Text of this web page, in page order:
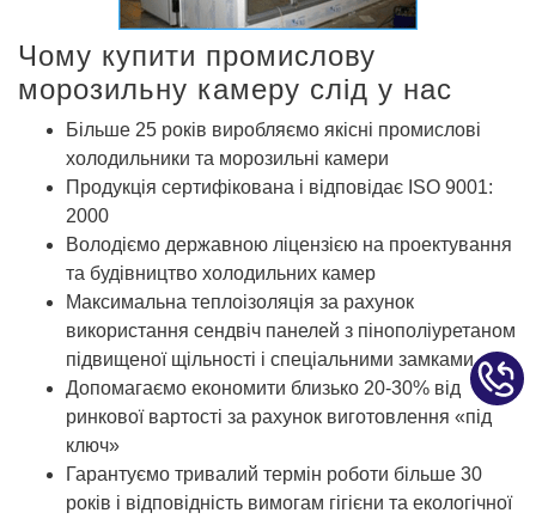
Чому купити промислову
морозильну камеру слід у нас
Більше 25 років виробляємо якісні промислові
холодильники та морозильні камери
Продукція сертифікована і відповідає ISO 9001:
2000
Володіємо державною ліцензією на проектування
та будівництво холодильних камер
Максимальна теплоізоляція за рахунок
використання сендвіч панелей з пінополіуретаном
підвищеної щільності і спеціальними замками
Допомагаємо економити близько 20-30% від
ринкової вартості за рахунок виготовлення «під
ключ»
Гарантуємо тривалий термін роботи більше 30
років і відповідність вимогам гігієни та екологічної